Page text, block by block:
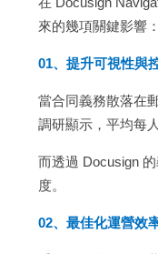
來的幾項關鍵影響：
01、提升可視性與
當合同義務散落在
調研顯示，平均每
而透過 Docusign
度。
02、最佳化運營效